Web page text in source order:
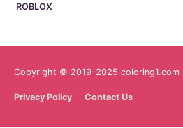
ROBLOX
Copyright © 2019-2025 coloring1.com
Privacy Policy Contact Us